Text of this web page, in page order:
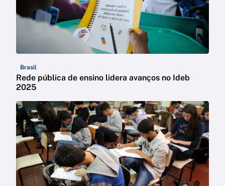
Brasil
Rede pública de ensino lidera avanços no Ideb
2025